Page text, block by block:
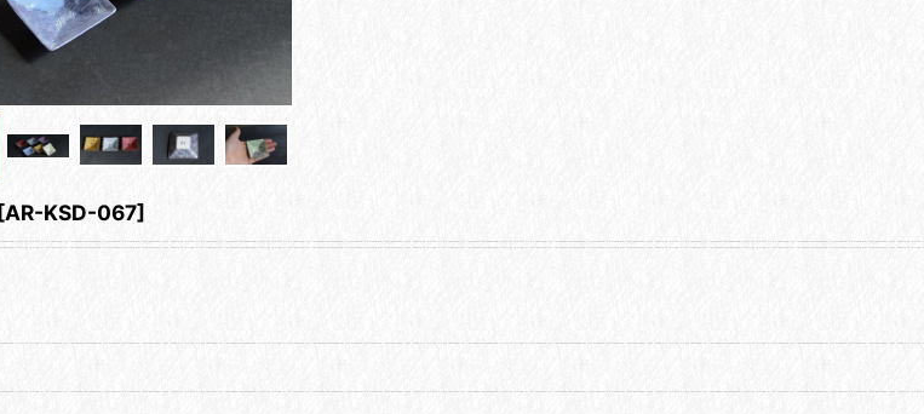
[AR-KSD-067]